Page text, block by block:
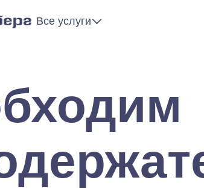
Все услуги